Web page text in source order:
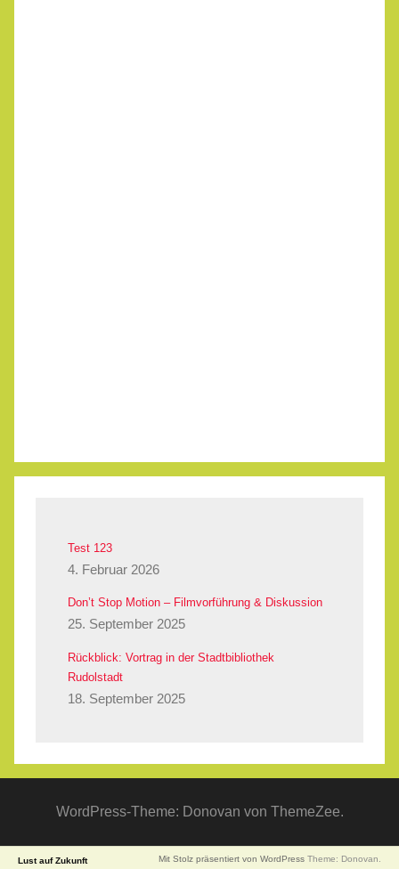
Test 123
4. Februar 2026
Don’t Stop Motion – Filmvorführung & Diskussion
25. September 2025
Rückblick: Vortrag in der Stadtbibliothek
Rudolstadt
18. September 2025
WordPress-Theme: Donovan von ThemeZee.
Lust auf Zukunft Mit Stolz präsentiert von WordPress Theme: Donovan.